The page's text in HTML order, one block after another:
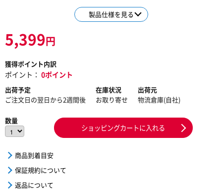
製品仕様を見る
5,399円
獲得ポイント内訳
ポイント： 0ポイント
出荷予定
ご注文日の翌日から2週間後
在庫状況
お取り寄せ
出荷元
物流倉庫(自社)
数量
ショッピングカートに入れる
商品到着目安
保証規約について
返品について